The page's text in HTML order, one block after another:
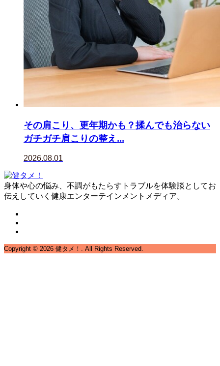
その肩こり、更年期かも？揉んでも治らない
ガチガチ肩こりの整え...
2026.08.01
身体や心の悩み、不調がもたらすトラブルを体験談としてお
伝えしていく健康エンターテインメントメディア。
Copyright © 2026 健タメ！. All Rights Reserved.